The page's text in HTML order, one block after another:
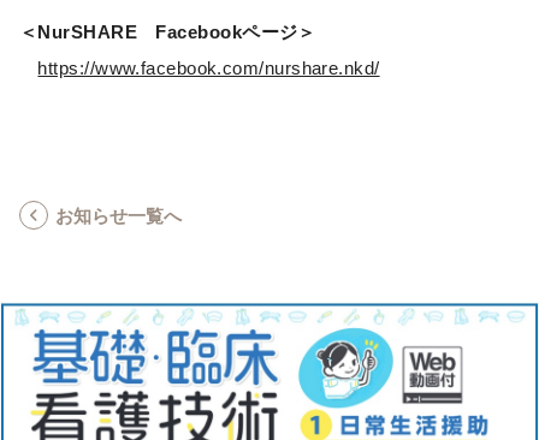
＜NurSHARE Facebookページ＞
https://www.facebook.com/nurshare.nkd/
お知らせ一覧へ